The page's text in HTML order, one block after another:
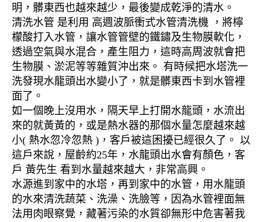
明，髒東西也越來越少，最後變成乾淨的清水。
清洗水管 是利用 高週波脈衝式水管清洗機 ，將檸
檬酸打入水管，讓水管管壁的鐵鏽及生物膜軟化，
透過空氣與水混合，產生阻力，這時高周波就會把
生物膜、淤泥等等雜質沖出來。 有時候把水塔洗一
洗發現水龍頭出水變小了，就是髒東西卡到水管裡
面了。
如一個晚上沒用水，隔天早上打開水龍頭，水流出
來的就黃黃的，或是熱水器的那個水量怎麼越來越
小( 熱水忽冷忽熱 )，客戶被這困擾已經很久了。 以
這戶來說，屋齡約25年，水龍頭出水會有顏色，客
戶 黃先生 看到水量越來越大，非常高興。
水源進到家中的水塔，再到家中的水管，用水龍頭
的水來清洗蔬菜、洗澡、洗臉等，因為水管裡面無
法用肉眼察覺，藏著污染的水質卻無形中危害著我